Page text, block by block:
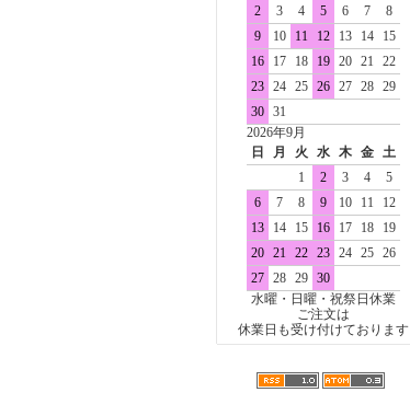
2
3 4 5 6 7
8
9
10 11 12 13 14
15
16
17 18 19 20 21
22
23
24 25 26 27 28
29
30
31
2026年9月
日
月 火 水 木 金
土
1
2 3 4
5
6
7 8 9 10 11
12
13
14 15 16 17 18
19
20
21 22 23 24 25
26
27
28 29
30
水曜・日曜・祝祭日休業
ご注文は
休業日も受け付けております